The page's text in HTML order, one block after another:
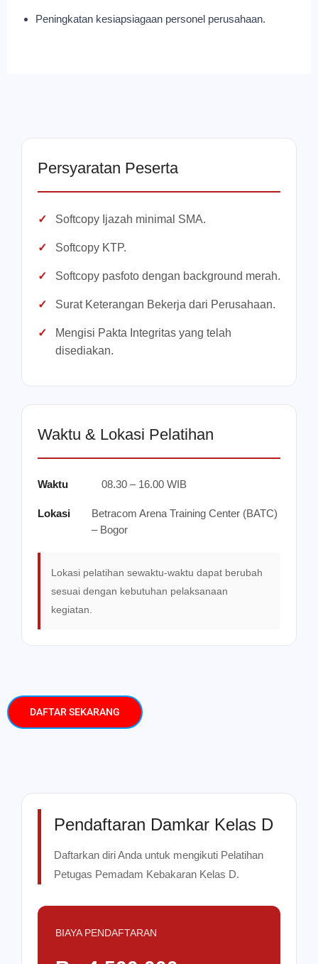
Peningkatan kesiapsiagaan personel perusahaan.
Persyaratan Peserta
Softcopy Ijazah minimal SMA.
Softcopy KTP.
Softcopy pasfoto dengan background merah.
Surat Keterangan Bekerja dari Perusahaan.
Mengisi Pakta Integritas yang telah
disediakan.
Waktu & Lokasi Pelatihan
Waktu 08.30 – 16.00 WIB
Lokasi
Betracom Arena Training Center (BATC)
– Bogor
Lokasi pelatihan sewaktu-waktu dapat berubah
sesuai dengan kebutuhan pelaksanaan
kegiatan.
DAFTAR SEKARANG
Pendaftaran Damkar Kelas D
Daftarkan diri Anda untuk mengikuti Pelatihan
Petugas Pemadam Kebakaran Kelas D.
BIAYA PENDAFTARAN